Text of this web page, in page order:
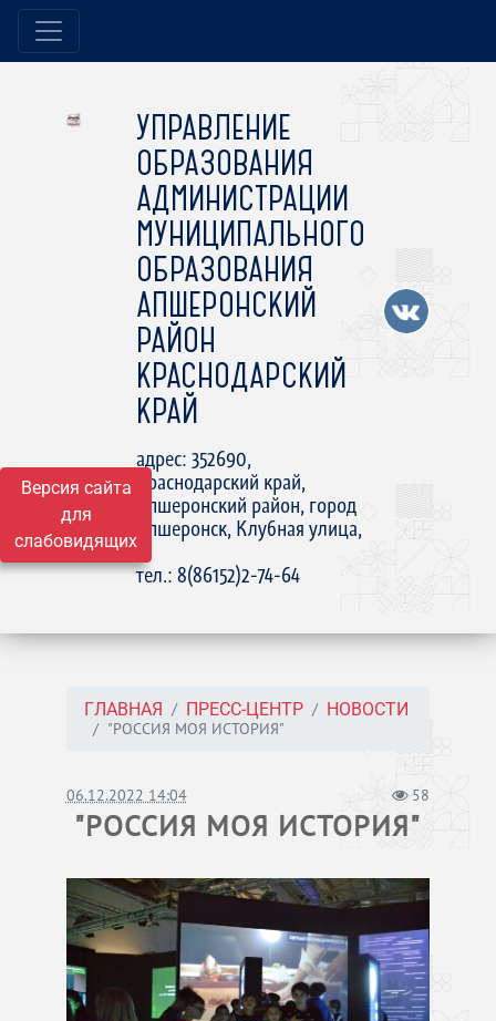
Версия сайта
для
слабовидящих
УПРАВЛЕНИЕ
ОБРАЗОВАНИЯ
АДМИНИСТРАЦИИ
МУНИЦИПАЛЬНОГО
ОБРАЗОВАНИЯ
АПШЕРОНСКИЙ
РАЙОН
КРАСНОДАРСКИЙ
КРАЙ
адрес: 352690,
Краснодарский край,
Апшеронский район, город
Апшеронск, Клубная улица,
15
тел.: 8(86152)2-74-64
ГЛАВНАЯ ПРЕСС-ЦЕНТР
НОВОСТИ
"РОССИЯ МОЯ ИСТОРИЯ"
06.12.2022 14:04 58
"РОССИЯ МОЯ ИСТОРИЯ"